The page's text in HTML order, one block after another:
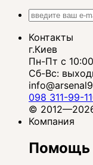
Контакты
г.Киев
Пн-Пт с
Сб-Вс:
098 311-99-11
©
Компания
Помощь